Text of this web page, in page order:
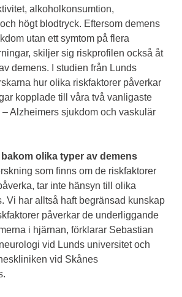
alkoholkonsumtion,
högt blodtryck. Eftersom demens
utan ett symtom på flera
skiljer sig riskprofilen också åt
demens. I studien från Lunds
hur olika riskfaktorer påverkar
kopplade till våra två vanligaste
Alzheimers sjukdom och vaskulär
olika typer av demens
som finns om de riskfaktorer
tar inte hänsyn till olika
Vi har alltså haft begränsad kunskap
påverkar de underliggande
i hjärnan, förklarar Sebastian
vid Lunds universitet och
vid Skånes